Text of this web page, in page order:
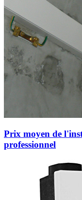
Prix moyen de
professionnel